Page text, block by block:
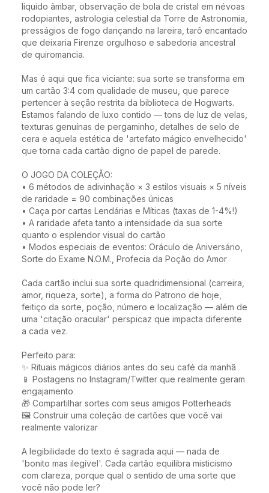
líquido âmbar, observação de bola de cristal em névoas
rodopiantes, astrologia celestial da Torre de Astronomia,
presságios de fogo dançando na lareira, tarô encantado
que deixaria Firenze orgulhoso e sabedoria ancestral
de quiromancia.
Mas é aqui que fica viciante: sua sorte se transforma em
um cartão 3:4 com qualidade de museu, que parece
pertencer à seção restrita da biblioteca de Hogwarts.
Estamos falando de luxo contido — tons de luz de velas,
texturas genuínas de pergaminho, detalhes de selo de
cera e aquela estética de 'artefato mágico envelhecido'
que torna cada cartão digno de papel de parede.
O JOGO DA COLEÇÃO:
• 6 métodos de adivinhação × 3 estilos visuais × 5 níveis
de raridade = 90 combinações únicas
• Caça por cartas Lendárias e Míticas (taxas de 1-4%!)
• A raridade afeta tanto a intensidade da sua sorte
quanto o esplendor visual do cartão
• Modos especiais de eventos: Oráculo de Aniversário,
Sorte do Exame N.O.M., Profecia da Poção do Amor
Cada cartão inclui sua sorte quadridimensional (carreira,
amor, riqueza, sorte), a forma do Patrono de hoje,
feitiço da sorte, poção, número e localização — além de
uma 'citação oracular' perspicaz que impacta diferente
a cada vez.
Perfeito para:
✨ Rituais mágicos diários antes do seu café da manhã
📱 Postagens no Instagram/Twitter que realmente geram
engajamento
🎁 Compartilhar sortes com seus amigos Potterheads
🖼️ Construir uma coleção de cartões que você vai
realmente valorizar
A legibilidade do texto é sagrada aqui — nada de
'bonito mas ilegível'. Cada cartão equilibra misticismo
com clareza, porque qual o sentido de uma sorte que
você não pode ler?